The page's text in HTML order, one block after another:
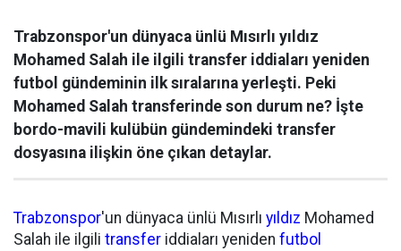
Trabzonspor'un dünyaca ünlü Mısırlı yıldız
Mohamed Salah ile ilgili transfer iddiaları yeniden
futbol gündeminin ilk sıralarına yerleşti. Peki
Mohamed Salah transferinde son durum ne? İşte
bordo-mavili kulübün gündemindeki transfer
dosyasına ilişkin öne çıkan detaylar.
Trabzonspor'un dünyaca ünlü Mısırlı yıldız Mohamed
Salah ile ilgili transfer iddiaları yeniden futbol